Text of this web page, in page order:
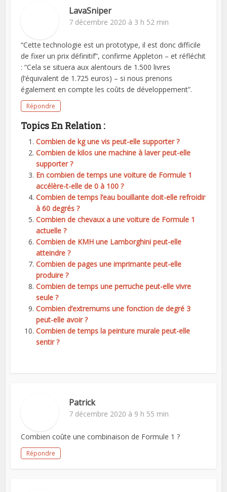
LavaSniper
7 décembre 2020 à 3 h 52 min
“Cette technologie est un prototype, il est donc difficile
de fixer un prix définitif”, confirme Appleton – et réfléchit
: “Cela se situera aux alentours de 1.500 livres
(l’équivalent de 1.725 euros) – si nous prenons
également en compte les coûts de développement”.
Répondre
Topics En Relation :
Combien de kg une vis peut-elle supporter ?
Combien de kilos une machine à laver peut-elle
supporter ?
En combien de temps une voiture de Formule 1
accélère-t-elle de 0 à 100 ?
Combien de temps l’eau bouillante doit-elle refroidir
à 60 degrés ?
Combien de chevaux a une voiture de Formule 1
actuelle ?
Combien de KMH une Lamborghini peut-elle
atteindre ?
Combien de pages une imprimante peut-elle
produire ?
Combien de temps une perruche peut-elle vivre
seule ?
Combien d’extremums une fonction de degré 3
peut-elle avoir ?
Combien de temps la peinture murale peut-elle
sentir ?
Patrick
7 décembre 2020 à 9 h 55 min
Combien coûte une combinaison de Formule 1 ?
Répondre